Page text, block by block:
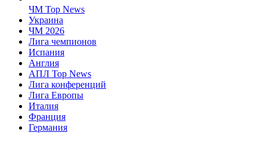
ЧМ Top News
Украина
ЧМ 2026
Лига чемпионов
Испания
Англия
АПЛ Top News
Лига конференций
Лига Европы
Италия
Франция
Германия